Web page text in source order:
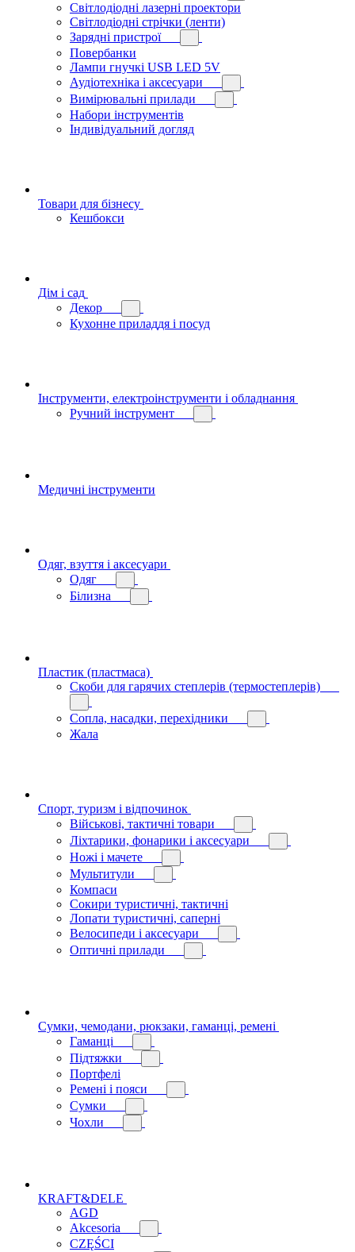
Світлодіодні лазерні проектори
Світлодіодні стрічки (ленти)
Зарядні пристрої
Повербанки
Лампи гнучкі USB LED 5V
Аудіотехніка і аксесуари
Вимірювальні прилади
Набори інструментів
Індивідуальний догляд
Товари для бізнесу
Кешбокси
Дім і сад
Декор
Кухонне приладдя і посуд
Інструменти, електроінструменти і обладнання
Ручний інструмент
Медичні інструменти
Одяг, взуття і аксесуари
Одяг
Білизна
Пластик (пластмаса)
Скоби для гарячих степлерів (термостеплерів)
Сопла, насадки, перехідники
Жала
Спорт, туризм і відпочинок
Військові, тактичні товари
Ліхтарики, фонарики і аксесуари
Ножі і мачете
Мультитули
Компаси
Сокири туристичні, тактичні
Лопати туристичні, саперні
Велосипеди і аксесуари
Оптичні прилади
Сумки, чемодани, рюкзаки, гаманці, ремені
Гаманці
Підтяжки
Портфелі
Ремені і пояси
Сумки
Чохли
KRAFT&DELE
AGD
Akcesoria
CZĘŚCI